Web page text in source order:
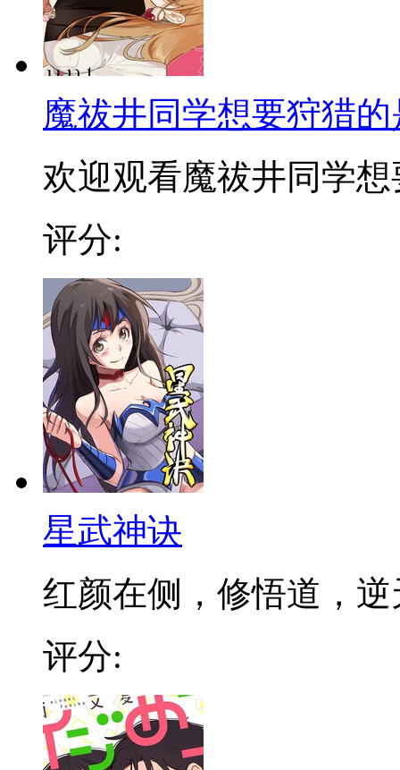
魔祓井同学想要狩猎
欢迎观看魔祓井同学想
评分:
星武神诀
红颜在侧，修悟道，逆
评分: